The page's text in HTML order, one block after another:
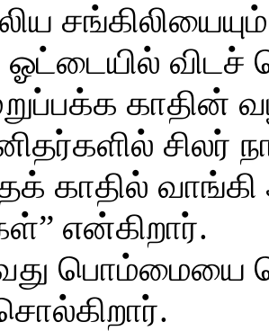
ஓட்டையில் விடச்
காதின்
காதில் வாங்கி
என்கிறார்.
பொம்மையை